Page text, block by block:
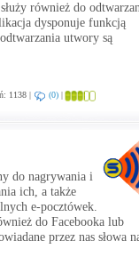
również do
dysponuje funkcją
utwory są
1138 | (0) |
do nagrywania i
ich, a także
e-pocztówek.
do Facebooka lub
przez nas słowa